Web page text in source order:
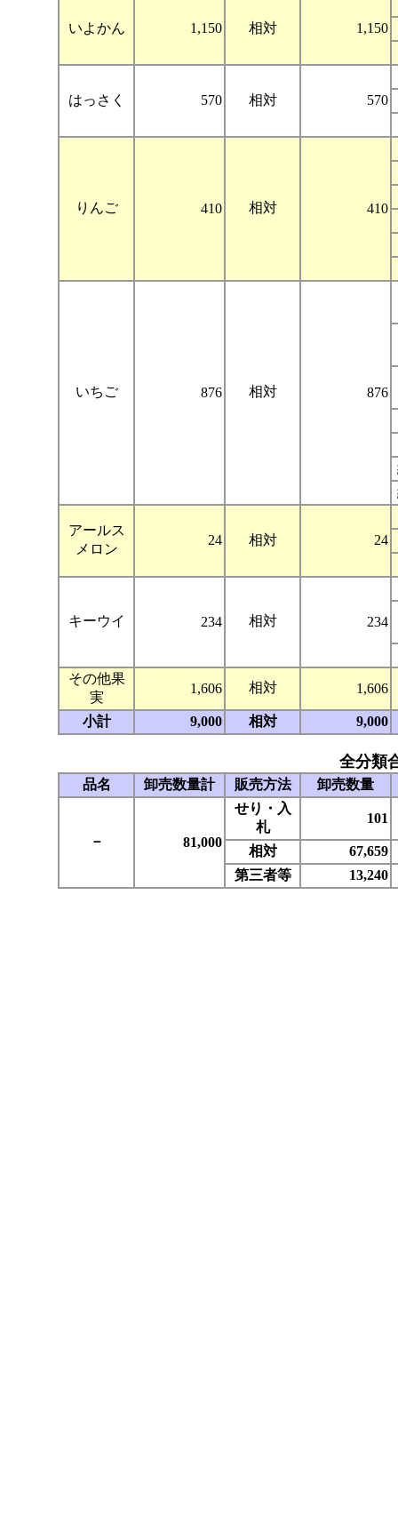
いよかん 1,150 相対 1,150
はっさく 570 相対 570
りんご 410 相対 410
いちご 876 相対 876
アールス
メロン
24 相対 24
キーウイ 234 相対 234
その他果
実
1,606 相対 1,606
小計 9,000 相対 9,000
全分類
品名 卸売数量計 販売方法 卸売数量
－ 81,000
せり・入
札
101
相対
67,659
第三者等
13,240